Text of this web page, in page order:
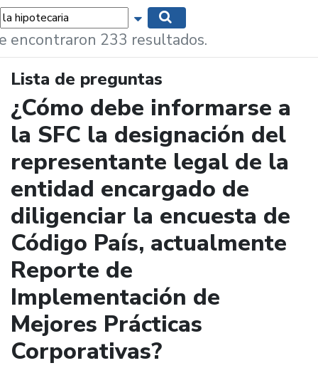
Mostrar opciones de búsqueda
encontraron 233 resultados.
Lista de preguntas
¿Cómo debe informarse a
la SFC la designación del
representante legal de la
entidad encargado de
diligenciar la encuesta de
Código País, actualmente
Reporte de
Implementación de
Mejores Prácticas
Corporativas?